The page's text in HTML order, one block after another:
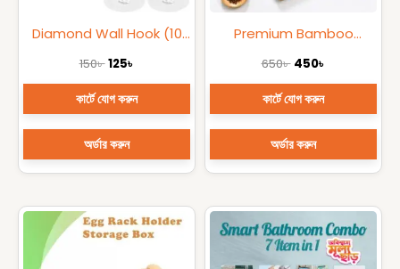
Diamond Wall Hook (10
Pcs Set)
150৳125৳
কার্টে যোগ করুন
অর্ডার করুন
Premium Bamboo
Cutting Board (24×34
cm)
650৳ 450৳
কার্টে যোগ করুন
অর্ডার করুন
Original
price
was:
Current
price
is:
Original
price
was:
1,490৳ .
Current
price
is:
999৳ .